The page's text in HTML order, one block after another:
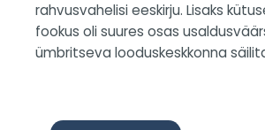
rahvusvahelisi eeskirju. Lisaks
fookus oli suures osas
ümbritseva looduskeskkonna